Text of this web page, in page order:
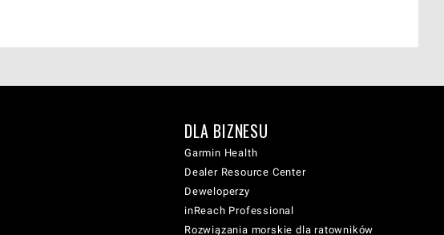
DLA BIZNESU
Garmin Health
Dealer Resource Center
Deweloperzy
inReach Professional
Rozwiązania morskie dla ratowników